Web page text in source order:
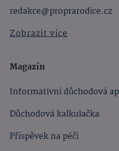
redakce@proprarodice.cz
Zobrazit více
Magazín
Informativní důchodová
Důchodová kalkulačka
Příspěvek na péči